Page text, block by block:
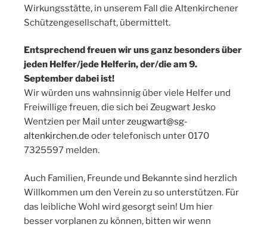
Wirkungsstätte, in unserem Fall die Altenkirchener
Schützengesellschaft, übermittelt.
Entsprechend freuen wir uns ganz besonders über
jeden Helfer/jede Helferin, der/die am 9.
September dabei ist!
Wir würden uns wahnsinnig über viele Helfer und
Freiwillige freuen, die sich bei Zeugwart Jesko
Wentzien per Mail unterzeugwart@sg-
altenkirchen.de oder telefonisch unter 0170
7325597 melden.
Auch Familien, Freunde und Bekannte sind herzlich
Willkommen um den Verein zu so unterstützen. Für
das leibliche Wohl wird gesorgt sein! Um hier
besser vorplanen zu können, bitten wir wenn